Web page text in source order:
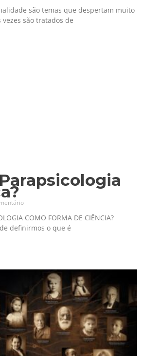
são temas que despertam muito
são tratados de
COMO FORMA DE CIÊNCIA?
definirmos o que é